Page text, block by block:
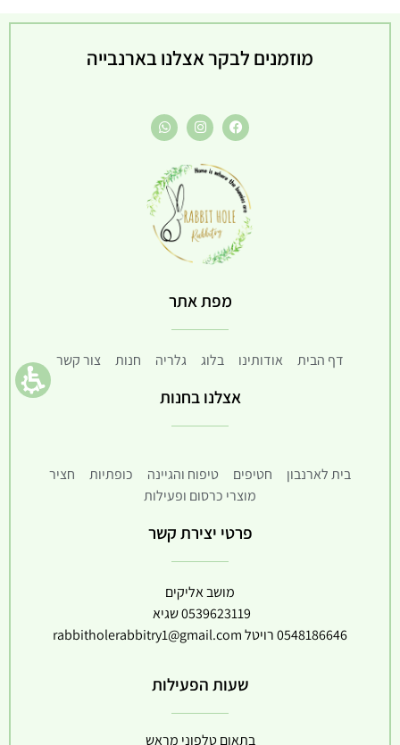
מוזמנים לבקר אצלנו בארנבייה
מפת אתר
דף הבית אודותינו בלוג גלריה חנות צור קשר
אצלנו בחנות
בית לארנבון חטיפים טיפוח והגיינה כופתיות
חציר
מוצרי כרסום ופעילות
פרטי יצירת קשר
מושב אליקים
0539623119שגיא
0548186646רויטלrabbitholerabbitry1@gmail.com
שעות הפעילות
בתאום טלפוני מראש